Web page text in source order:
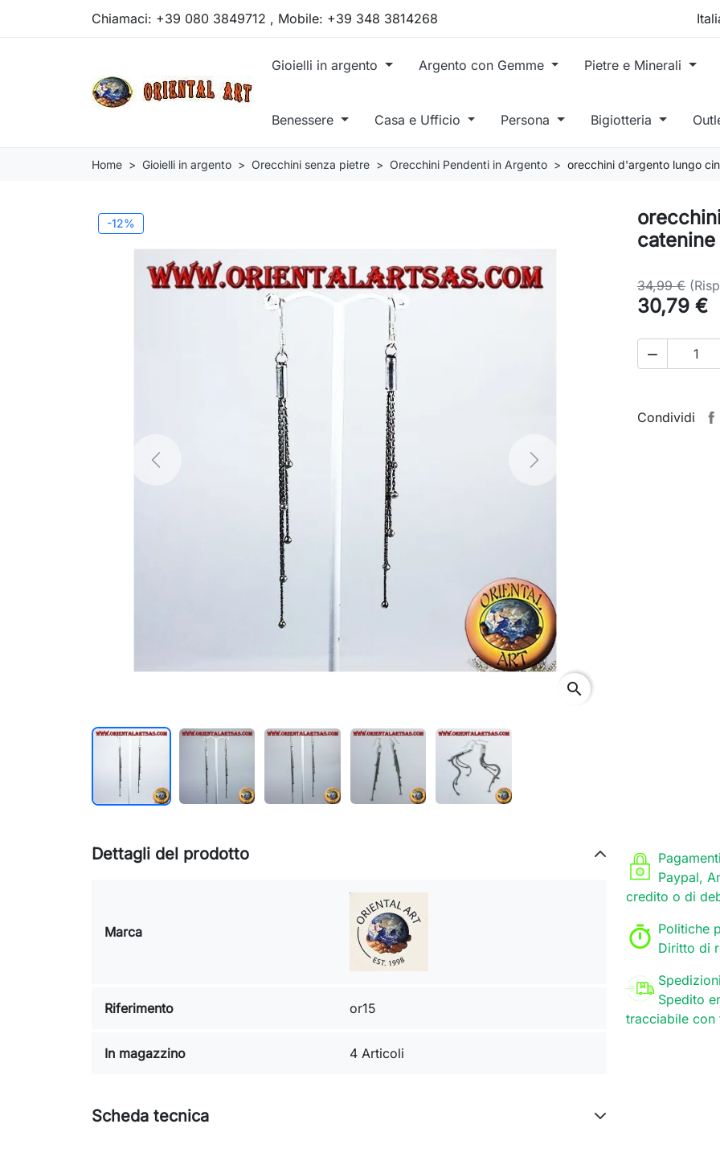
Chiamaci: +39 080 3849712 , Mobile: +39 348 3814268
Gioielli in argento Argento con Gemme Pietre e Minerali
Benessere Casa e Ufficio Persona Bigiotteria
Home Gioielli in argento Orecchini senza pietre Orecchini Pendenti in Argento orecchini d'argento lungo
-12%
Previous Next
search
catenine
34,99 €
30,79 €

Condividi
Paypal,
credito o di
Politiche
Diritto di
Spedizioni
Spedito
tracciabile con
Dettagli del prodotto
Marca
Riferimento or15
In magazzino 4 Articoli
Scheda tecnica